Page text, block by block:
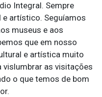
Integral. Sempre
artístico. Seguíamos
museus e aos
que em nosso
e artística muito
vislumbrar as visitações
o que temos de bom